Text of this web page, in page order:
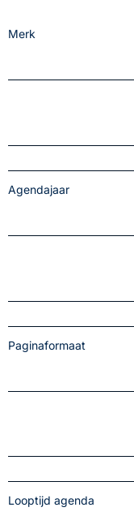
Merk
Agendajaar
Paginaformaat
Looptijd agenda